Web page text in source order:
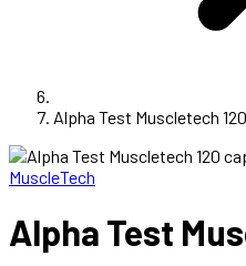
Alpha Test Muscletech
MuscleTech
Alpha Test